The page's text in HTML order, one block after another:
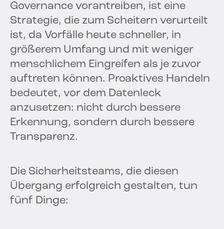
Governance vorantreiben, ist eine
Strategie, die zum Scheitern verurteilt
ist, da Vorfälle heute schneller, in
größerem Umfang und mit weniger
menschlichem Eingreifen als je zuvor
auftreten können. Proaktives Handeln
bedeutet, vor dem Datenleck
anzusetzen: nicht durch bessere
Erkennung, sondern durch bessere
Transparenz.
Die Sicherheitsteams, die diesen
Übergang erfolgreich gestalten, tun
fünf Dinge: